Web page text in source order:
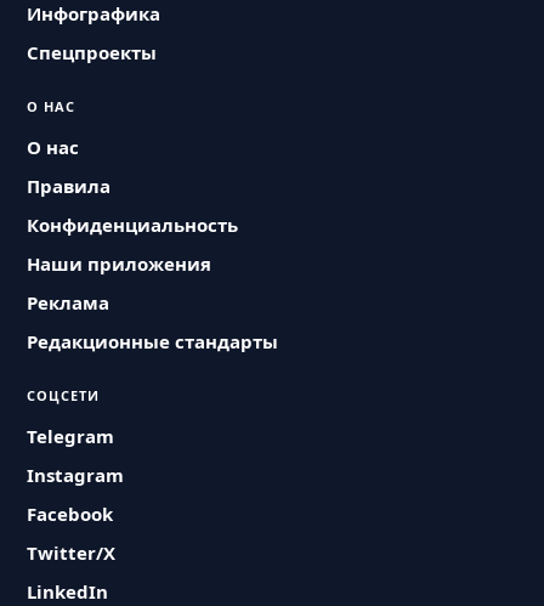
Инфографика
Спецпроекты
О НАС
О нас
Правила
Конфиденциальность
Наши приложения
Реклама
Редакционные стандарты
СОЦСЕТИ
Telegram
Instagram
Facebook
Twitter/X
LinkedIn